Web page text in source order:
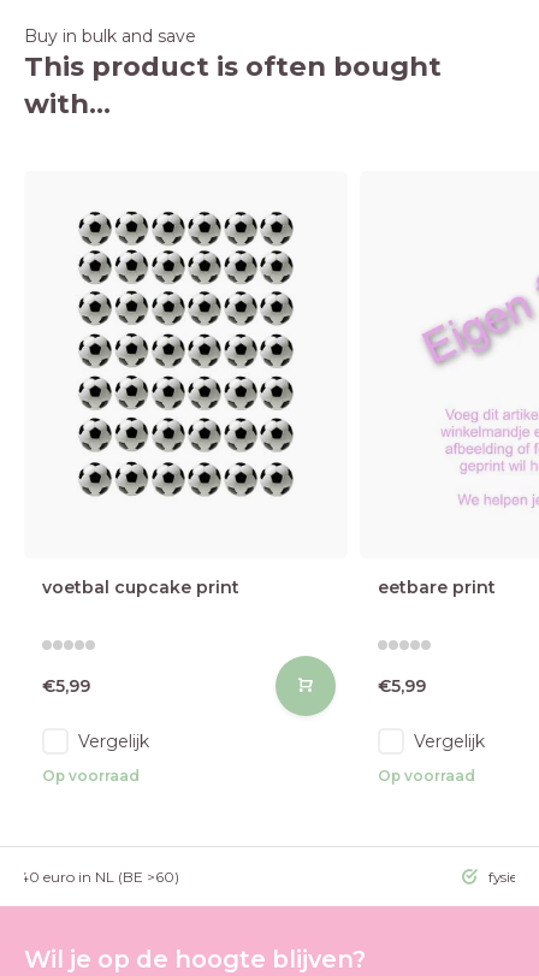
Buy in bulk and save
This product is often bought
with...
voetbal cupcake print
€5,99
Vergelijk
Op voorraad
eetbare print
€5,99
Vergelijk
Op voorraad
>40 euro in NL (BE >60) fysieke
Wil je op de hoogte blijven?